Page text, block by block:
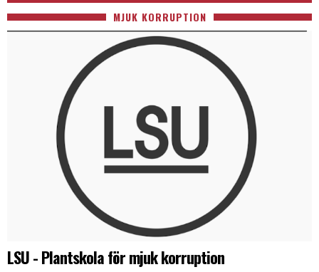
MJUK KORRUPTION
LSU - Plantskola för mjuk korruption